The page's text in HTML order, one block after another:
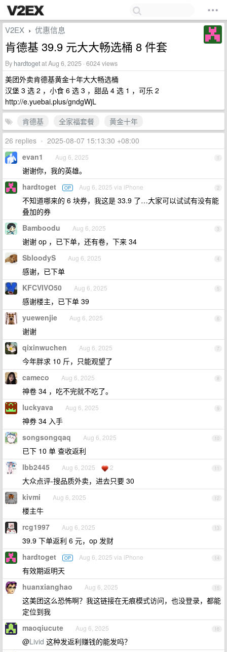
V2EX › 优惠信息
肯德基 39.9 元大大畅选桶 8 件套
By hardtogetat Aug 6, 2025 · 6024 views
美团外卖肯德基黄金十年大大畅选桶
汉堡 3 选 2 ，小食 6 选 3 ，甜品 4 选 1 ，可乐 2
http://e.yuebai.plus/gndgWjL
肯德基
全家福套餐
黄金十年
26 replies • 2025-08-07 15:13:30 +08:00
1
evan1 Aug 6, 2025
谢谢你，我的英雄。
2
hardtoget OP Aug 6, 2025 via iPhone
不知道哪来的 6 块券，我这是 33.9 了…大家可以试试有没有能
叠加的券
3
Bamboodu Aug 6, 2025
谢谢 op ，已下单，还有卷，下来 34
4
SbloodyS Aug 6, 2025
感谢，已下单
5
KFCVIVO50 Aug 6, 2025
感谢楼主，已下单 39
6
yuewenjie Aug 6, 2025
谢谢
7
qixinwuchen Aug 6, 2025
今年胖求 10 斤，只能观望了
8
cameco Aug 6, 2025
神卷 34 ，吃不完就不吃了。
9
luckyava Aug 6, 2025
神券 34 入手
10
songsongqaq Aug 6, 2025
已下 10 单 查收返利
11
lbb2445 Aug 6, 2025 2
大众点评-搜品质外卖，进去只要 30
12
kivmi Aug 6, 2025
楼主牛
13
rcg1997 Aug 6, 2025
39.9 下单返利 6 元，op 发财
14
hardtoget OP Aug 6, 2025 via iPhone
有效期返明天
15
huanxianghao Aug 6, 2025
这美团这么恐怖啊？我这链接在无痕模式访问，也没登录，都能
定位到我
16
maoqiucute Aug 6, 2025
@Livid 这种发返利赚钱的能发吗？